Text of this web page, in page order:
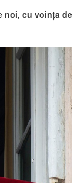
noi, cu voința de